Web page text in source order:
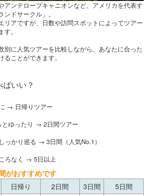
アンテロープキャニオンなど、アメリカを代表す
ドサークル」。
リアですが、日数や訪問スポットによってツアー
。
別に人気ツアーを比較しながら、あなたに合った
ことができます。
いい？
→ 日帰りツアー
とゆったり → 2日間ツアー
っかり巡る → 3日間（人気No.1）
ろなく → 5日以上
がおすすめです
日帰り 2日間 3日間
5日間